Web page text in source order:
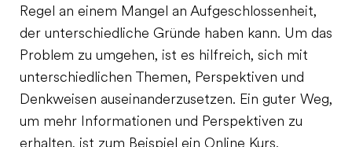
Regel an einem Mangel an Aufgeschlossenheit,
der unterschiedliche Gründe haben kann. Um das
Problem zu umgehen, ist es hilfreich, sich mit
unterschiedlichen Themen, Perspektiven und
Denkweisen auseinanderzusetzen. Ein guter Weg,
um mehr Informationen und Perspektiven zu
erhalten, ist zum Beispiel ein Online Kurs.